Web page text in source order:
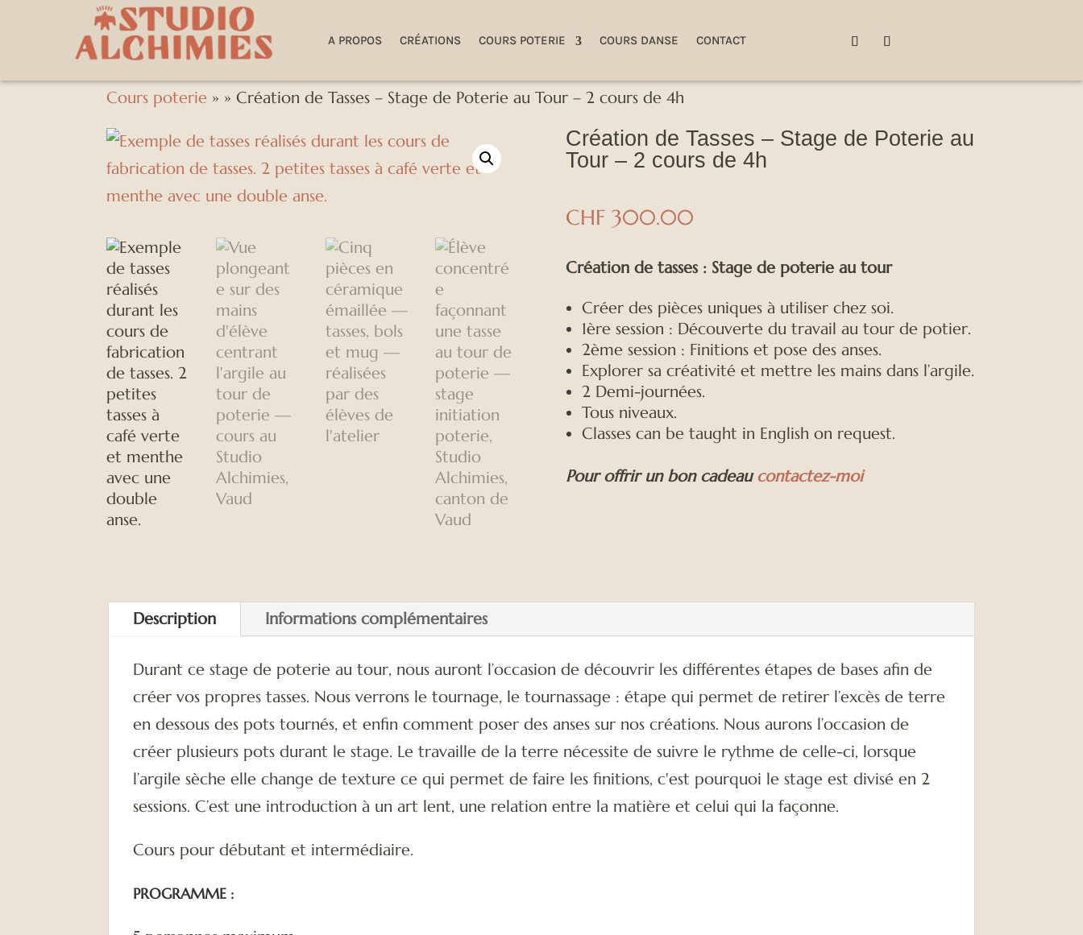
A PROPOS CRÉATIONS COURS POTERIE COURS DANSE CONTACT
Cours poterie » » Création de Tasses – Stage de Poterie au Tour – 2 cours de 4h
Création de Tasses – Stage de Poterie au
Tour – 2 cours de 4h
CHF300.00
Création de tasses : Stage de poterie au tour
Créer des pièces uniques à utiliser chez soi.
1ère session : Découverte du travail au tour de potier.
2ème session : Finitions et pose des anses.
Explorer sa créativité et mettre les mains dans l’argile.
2 Demi-journées.
Tous niveaux.
Classes can be taught in English on request.
Pour offrir un bon cadeaucontactez-moi
Description Informations complémentaires
Durant ce stage de poterie au tour, nous auront l’occasion de découvrir les différentes étapes de bases afin de
créer vos propres tasses. Nous verrons le tournage, le tournassage : étape qui permet de retirer l’excès de terre
en dessous des pots tournés, et enfin comment poser des anses sur nos créations. Nous aurons l’occasion de
créer plusieurs pots durant le stage. Le travaille de la terre nécessite de suivre le rythme de celle-ci, lorsque
l’argile sèche elle change de texture ce qui permet de faire les finitions, c'est pourquoi le stage est divisé en 2
sessions. C’est une introduction à un art lent, une relation entre la matière et celui qui la façonne.
Cours pour débutant et intermédiaire.
PROGRAMME :